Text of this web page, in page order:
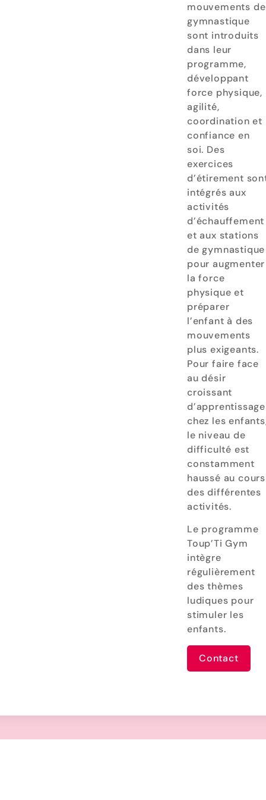
mouvements de
gymnastique
sont introduits
dans leur
programme,
développant
force physique,
agilité,
coordination et
confiance en
soi. Des
exercices
d’étirement
intégrés aux
activités
d’échauffement
et aux stations
de gymnastique
pour augmenter
la force
physique et
préparer
l’enfant à des
mouvements
plus exigeants.
Pour faire face
au désir
croissant
d’apprentissage
chez les
le niveau de
difficulté est
constamment
haussé au cours
des différentes
activités.
Le programme
Toup’Ti Gym
intègre
régulièrement
des thèmes
ludiques pour
stimuler les
enfants.
Contact